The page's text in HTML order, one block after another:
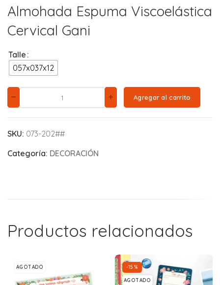
Almohada Espuma Viscoelástica
Cervical Gani
Talle
057x037x12
Agregar al carrito
SKU: 073-202##
Categoría: DECORACIÓN
Productos relacionados
AGOTADO -15%
AGOTADO